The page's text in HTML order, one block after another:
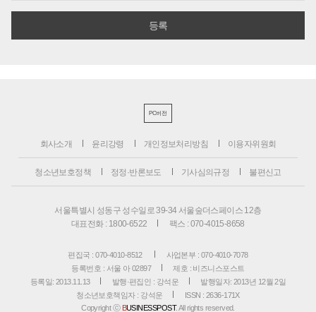
PC버전
회사소개 윤리강령 개인정보처리방침 이용자위원회
청소년보호정책 정정·반론보도 기사심의규정 불편신고
서울특별시 성동구 성수일로 39-34 서울숲더스페이스 12층
대표전화 : 1800-6522
팩스 : 070-4015-8658
편집국 : 070-4010-8512
사업본부 : 070-4010-7078
등록번호 : 서울 아 02897
제호 : 비즈니스포스트
등록일: 2013.11.13
발행·편집인 : 강석운
발행일자: 2013년 12월 2일
청소년보호책임자 : 강석운
ISSN : 2636-171X
Copyright ⓒ BUSINESSPOST. All rights reserved.